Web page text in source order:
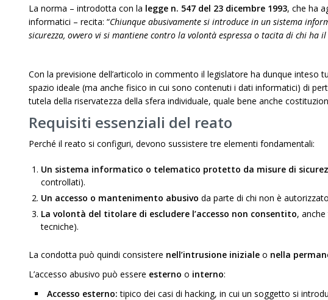
La norma – introdotta con la legge n. 547 del 23 dicembre 1993, che ha
informatici – recita: “Chiunque abusivamente si introduce in un sistema
sicurezza, ovvero vi si mantiene contro la volontà espressa o tacita di chi ha
Con la previsione dell’articolo in commento il legislatore ha dunque inteso
spazio ideale (ma anche fisico in cui sono contenuti i dati informatici) di
tutela della riservatezza della sfera individuale, quale bene anche
Requisiti essenziali del reato
Perché il reato si configuri, devono sussistere tre elementi fondamentali:
Un sistema informatico o telematico protetto da misure di
controllati).
Un accesso o mantenimento abusivo da parte di chi non è
La volontà del titolare di escludere l’accesso non consentito,
tecniche).
La condotta può quindi consistere nell’intrusione iniziale o nella
L’accesso abusivo può essere esterno o interno:
Accesso esterno: tipico dei casi di hacking, in cui un soggetto si